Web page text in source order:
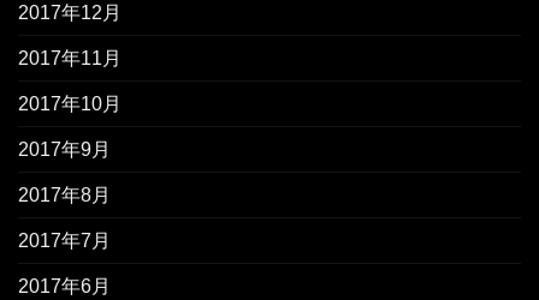
2017年12月
2017年11月
2017年10月
2017年9月
2017年8月
2017年7月
2017年6月